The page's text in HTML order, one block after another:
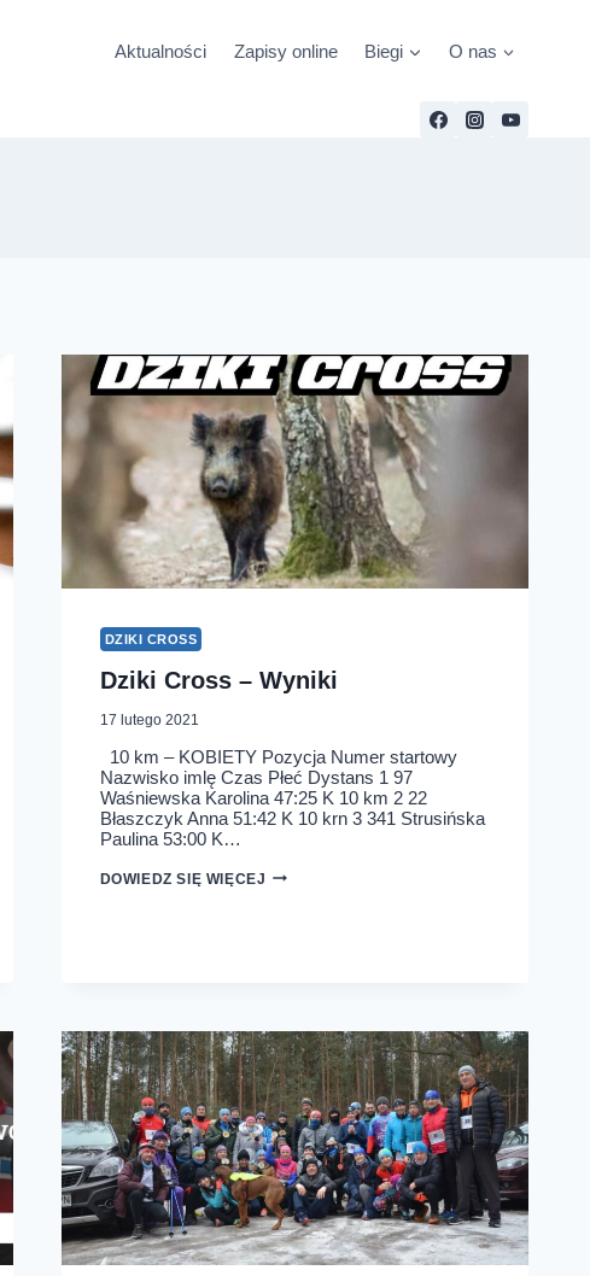
Aktualności Zapisy online Biegi O nas
DZIKI CROSS
Dziki Cross – Wyniki
17 lutego 2021
10 km – KOBIETY Pozycja Numer startowy
Nazwisko imlę Czas Płeć Dystans 1 97
Waśniewska Karolina 47:25 K 10 km 2 22
Błaszczyk Anna 51:42 K 10 krn 3 341 Strusińska
Paulina 53:00 K…
DOWIEDZ SIĘ WIĘCEJ DZIKI